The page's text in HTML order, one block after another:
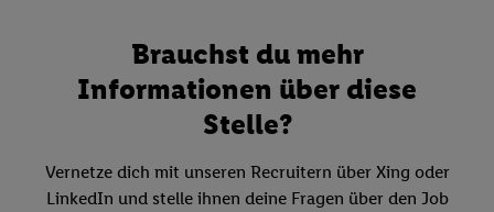
Brauchst du mehr
Informationen über diese
Stelle?
Vernetze dich mit unseren Recruitern über Xing oder
LinkedIn und stelle ihnen deine Fragen über den Job